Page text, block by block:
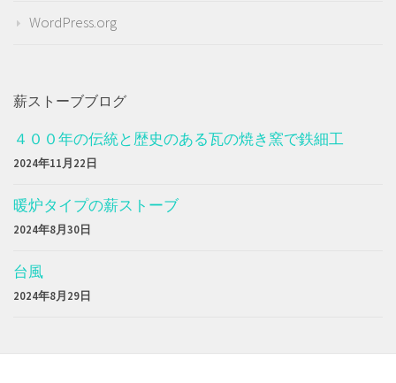
WordPress.org
薪ストーブブログ
４００年の伝統と歴史のある瓦の焼き窯で鉄細工
2024年11月22日
暖炉タイプの薪ストーブ
2024年8月30日
台風
2024年8月29日